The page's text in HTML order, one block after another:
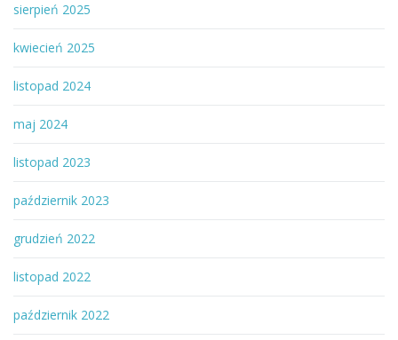
sierpień 2025
kwiecień 2025
listopad 2024
maj 2024
listopad 2023
październik 2023
grudzień 2022
listopad 2022
październik 2022